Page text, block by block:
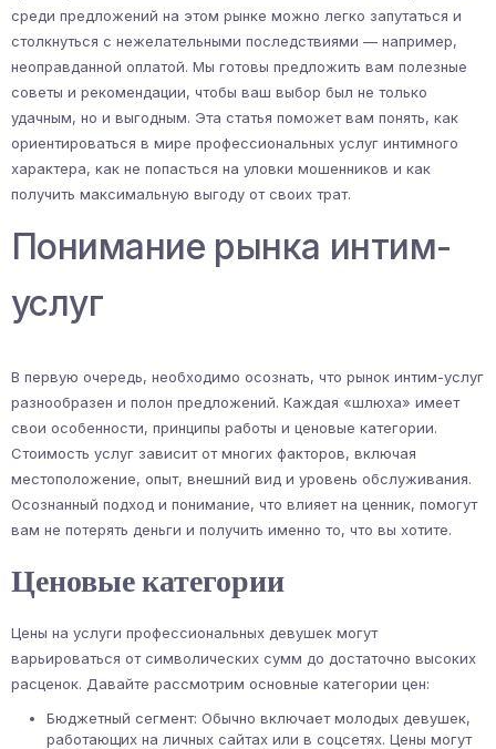
среди предложений на этом рынке можно легко запутаться и
столкнуться с нежелательными последствиями — например,
неоправданной оплатой. Мы готовы предложить вам полезные
советы и рекомендации, чтобы ваш выбор был не только
удачным, но и выгодным. Эта статья поможет вам понять, как
ориентироваться в мире профессиональных услуг интимного
характера, как не попасться на уловки мошенников и как
получить максимальную выгоду от своих трат.
Понимание рынка интим-
услуг
В первую очередь, необходимо осознать, что рынок интим-услуг
разнообразен и полон предложений. Каждая «шлюха» имеет
свои особенности, принципы работы и ценовые категории.
Стоимость услуг зависит от многих факторов, включая
местоположение, опыт, внешний вид и уровень обслуживания.
Осознанный подход и понимание, что влияет на ценник, помогут
вам не потерять деньги и получить именно то, что вы хотите.
Ценовые категории
Цены на услуги профессиональных девушек могут
варьироваться от символических сумм до достаточно высоких
расценок. Давайте рассмотрим основные категории цен:
Бюджетный сегмент: Обычно включает молодых девушек,
работающих на личных сайтах или в соцсетях. Цены могут